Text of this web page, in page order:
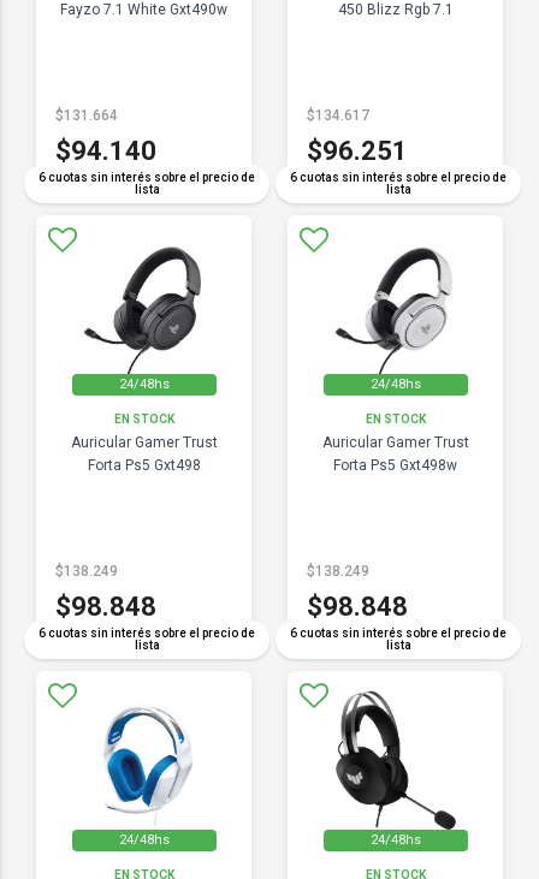
Fayzo 7.1 White Gxt490w
6 cuotas sin interés sobre el precio de
lista
$131.664
$94.140
450 Blizz Rgb 7.1
6 cuotas sin interés sobre el precio de
lista
$134.617
$96.251
24/48hs
EN STOCK
Auricular Gamer Trust
Forta Ps5 Gxt498
6 cuotas sin interés sobre el precio de
lista
$138.249
$98.848
24/48hs
EN STOCK
Auricular Gamer Trust
Forta Ps5 Gxt498w
6 cuotas sin interés sobre el precio de
lista
$138.249
$98.848
24/48hs
EN STOCK
24/48hs
EN STOCK